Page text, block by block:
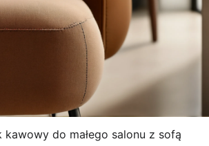
kawowy do małego salonu z sofą